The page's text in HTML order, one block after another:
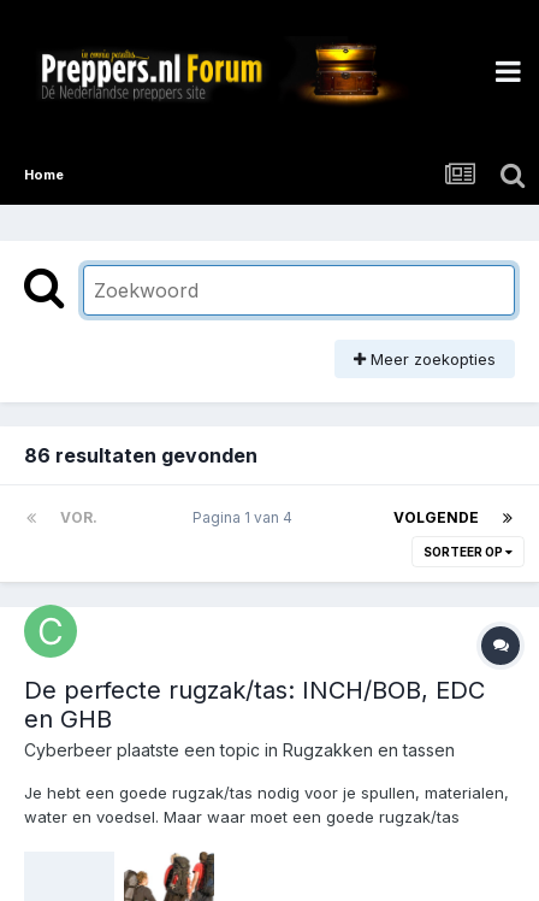
Home
Meer zoekopties
86 resultaten gevonden
VOR. VOLGENDE
Pagina 1 van 4
SORTEER OP
De perfecte rugzak/tas: INCH/BOB, EDC
en GHB
Cyberbeer plaatste een topic in Rugzakken en tassen
Je hebt een goede rugzak/tas nodig voor je spullen, materialen,
water en voedsel. Maar waar moet een goede rugzak/tas
verschillende maten en kwaliteiten, maar ook de prijs telt mee bij
de aankoop. Waar gaat je voorkeur naar uit en wat zijn jouw